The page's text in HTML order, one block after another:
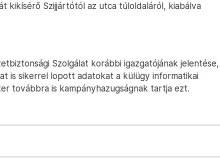
kikísérő Szijjártótól az utca túloldaláról, kiabálva
Szolgálat korábbi igazgatójának jelentése,
is sikerrel lopott adatokat a külügy informatikai
továbbra is kampányhazugságnak tartja ezt.